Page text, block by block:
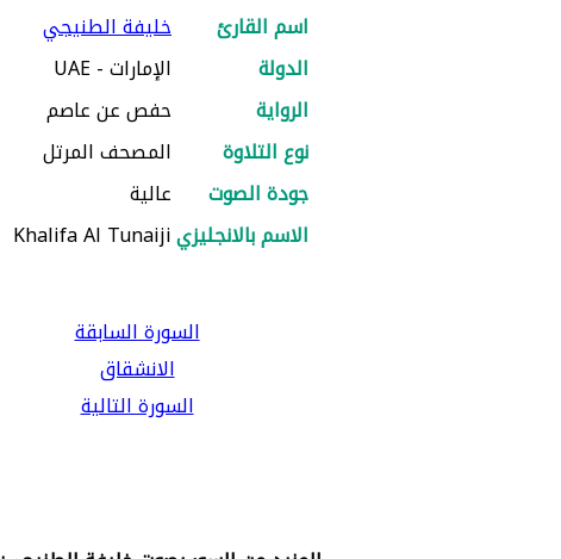
اسم القارئ
خليفة الطنيجي
الدولة
الإمارات - UAE
الرواية
حفص عن عاصم
نوع التلاوة
المصحف المرتل
جودة الصوت
عالية
الاسم بالانجليزيKhalifa Al Tunaiji
السورة السابقة
الانشقاق
السورة التالية